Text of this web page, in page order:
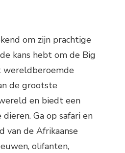
om zijn prachtige
kans hebt om de Big
wereldberoemde
de grootste
en biedt een
Ga op safari en
van de Afrikaanse
olifanten,